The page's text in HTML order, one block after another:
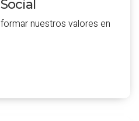
nuestros valores en